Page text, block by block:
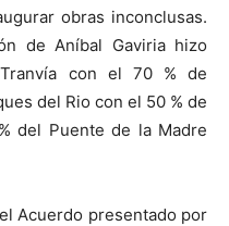
obras inconclusas.
de Aníbal Gaviria hizo
con el 70 % de
del Rio con el 50 % de
del Puente de la Madre
Acuerdo presentado por